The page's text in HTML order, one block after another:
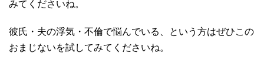
みてくださいね。
彼氏・夫の浮気・不倫で悩んでいる、という方はぜひこの
おまじないを試してみてくださいね。